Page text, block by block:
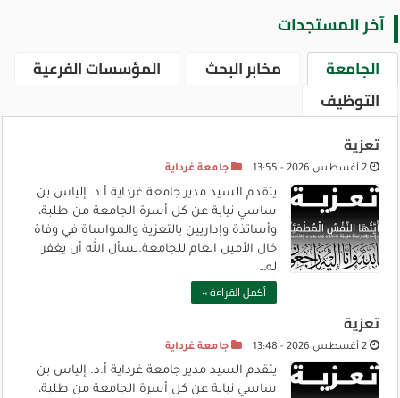
آخر المستجدات
الجامعة مخابر البحث
المؤسسات الفرعية
التوظيف
تعزية
2 أغسطس 2026 - 13:55 جامعة غرداية
يتقدم السيد مدير جامعة غرداية أ.د. إلياس بن
ساسي نيابة عن كل أسرة الجامعة من طلبة،
وأساتذة وإداريين بالتعزية والمواساة في وفاة
خال الأمين العام للجامعة.نسأل الله أن يغفر
له…
أكمل القراءة »
تعزية
2 أغسطس 2026 - 13:48 جامعة غرداية
يتقدم السيد مدير جامعة غرداية أ.د. إلياس بن
ساسي نيابة عن كل أسرة الجامعة من طلبة،